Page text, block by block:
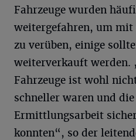
Fahrzeuge wurden
weitergefahren, um mit
zu verüben, einige
weiterverkauft werden.
Fahrzeuge ist wohl
schneller waren und
Ermittlungsarbeit
konnten“, so der